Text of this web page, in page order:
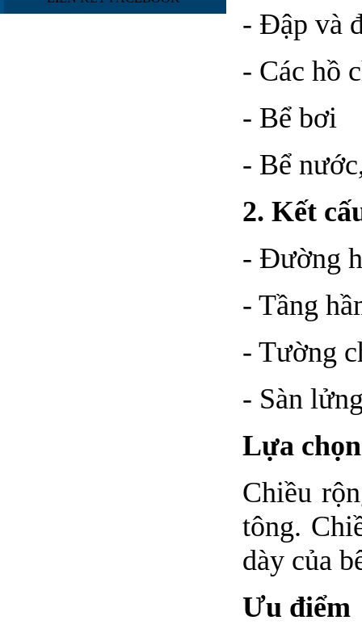
- Đập và
- Các hồ
- Bể bơi
- Bể
2. Kết
- Đường
- Tầng
- Tường
- Sàn
Lựa
Chiều
tông.
dày của
Ưu điểm